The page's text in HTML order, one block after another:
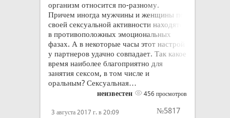
организм относится по-разному.
Причем иногда мужчины и женщины по
своей сексуальной активности находятся
в противоположных эмоциональных
фазах. А в некоторые часы этот настрой
у партнеров удачно совпадает. Так какое
время наиболее благоприятно для
занятия сексом, в том числе и
оральным? Сексуальная…
неизвестен 456 просмотров
3 августа 2017 г. в 20:09
№5817